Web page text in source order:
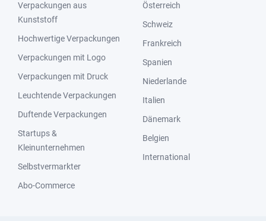
Verpackungen aus
Kunststoff
Hochwertige Verpackungen
Verpackungen mit Logo
Verpackungen mit Druck
Leuchtende Verpackungen
Duftende Verpackungen
Startups &
Kleinunternehmen
Selbstvermarkter
Abo-Commerce
Österreich
Schweiz
Frankreich
Spanien
Niederlande
Italien
Dänemark
Belgien
International